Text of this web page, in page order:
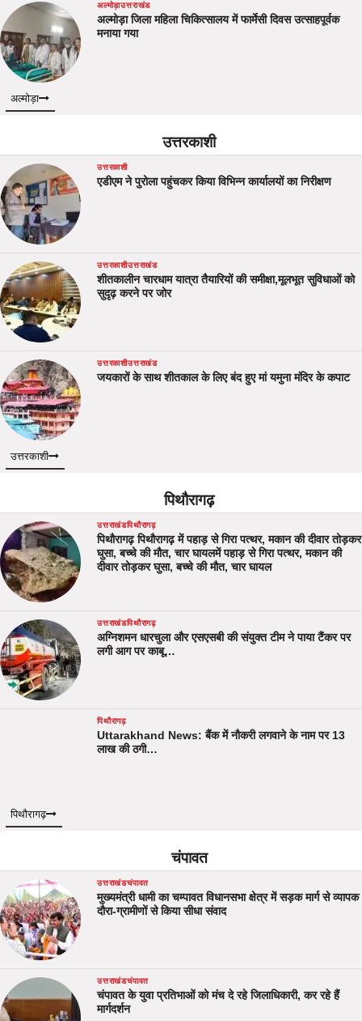
अल्मोड़ाउत्तराखंड
अल्मोड़ा जिला महिला चिकित्सालय में फार्मेसी दिवस उत्साहपूर्वक
मनाया गया
अल्मोड़ा
उत्तरकाशी
उत्तरकाशी
एडीएम ने पुरोला पहुंचकर किया विभिन्न कार्यालयों का निरीक्षण
उत्तरकाशीउत्तराखंड
शीतकालीन चारधाम यात्रा तैयारियों की समीक्षा,मूलभूत सुविधाओं को
सुदृढ़ करने पर जोर
उत्तरकाशीउत्तराखंड
जयकारों के साथ शीतकाल के लिए बंद हुए मां यमुना मंदिर के कपाट
उत्तरकाशी
पिथौरागढ़
उत्तराखंडपिथौरागढ़
पिथौरागढ़ पिथौरागढ़ में पहाड़ से गिरा पत्थर, मकान की दीवार तोड़कर
घुसा, बच्चे की मौत, चार घायलमें पहाड़ से गिरा पत्थर, मकान की
दीवार तोड़कर घुसा, बच्चे की मौत, चार घायल
उत्तराखंडपिथौरागढ़
अग्निशमन धारचुला और एसएसबी की संयुक्त टीम ने पाया टैंकर पर
लगी आग पर काबू…
पिथौरागढ़
Uttarakhand News: बैंक में नौकरी लगवाने के नाम पर 13
लाख की ठगी…
पिथौरागढ़
चंपावत
उत्तराखंडचंपावत
मुख्यमंत्री धामी का चम्पावत विधानसभा क्षेत्र में सड़क मार्ग से व्यापक
दौरा-ग्रामीणों से किया सीधा संवाद
उत्तराखंडचंपावत
चंपावत के युवा प्रतिभाओं को मंच दे रहे जिलाधिकारी, कर रहे हैं
मार्गदर्शन